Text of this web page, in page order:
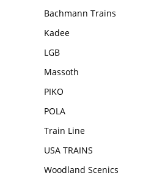
Bachmann Trains
Kadee
LGB
Massoth
PIKO
POLA
Train Line
USA TRAINS
Woodland Scenics